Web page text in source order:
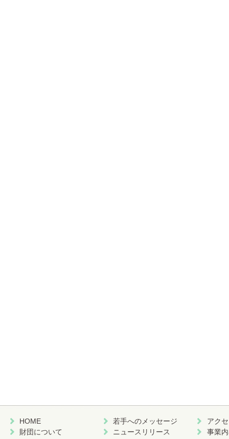
HOME 若手へのメッセージ
アク
財団について
ニュースリリース
事業